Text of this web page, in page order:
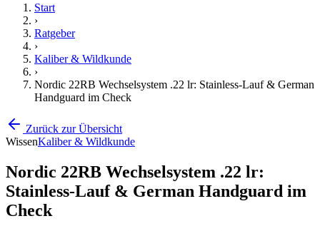
Start
›
Ratgeber
›
Kaliber & Wildkunde
›
Nordic 22RB Wechselsystem .22 lr: Stainless-Lauf & German
Handguard im Check
Zurück zur Übersicht
WissenKaliber & Wildkunde
Nordic 22RB Wechselsystem .22 lr:
Stainless-Lauf & German Handguard im
Check